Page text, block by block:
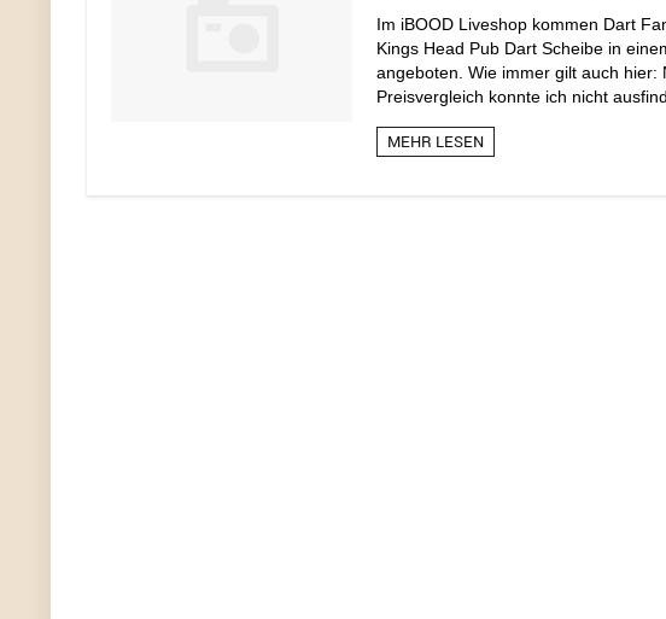
Im iBOOD Liveshop kommen Dart
Kings Head Pub Dart Scheibe in
angeboten. Wie immer gilt auch
Preisvergleich konnte ich nicht
MEHR LESEN